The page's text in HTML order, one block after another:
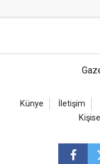
Künye İletişim